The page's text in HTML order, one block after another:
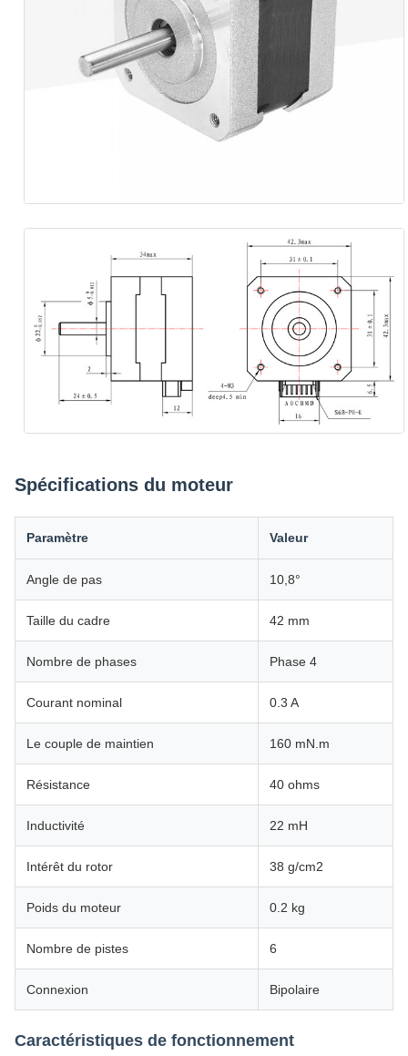
Spécifications du moteur
Paramètre Valeur
Angle de pas 10,8°
Taille du cadre 42 mm
Nombre de phases Phase 4
Courant nominal 0.3 A
Le couple de maintien 160 mN.m
Résistance 40 ohms
Inductivité 22 mH
Intérêt du rotor 38 g/cm2
Poids du moteur 0.2 kg
Nombre de pistes 6
Connexion Bipolaire
Caractéristiques de fonctionnement